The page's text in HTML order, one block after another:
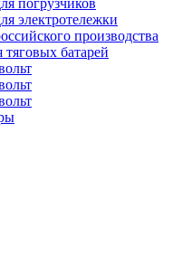
погрузчиков
электротележки
производства
тяговых батарей